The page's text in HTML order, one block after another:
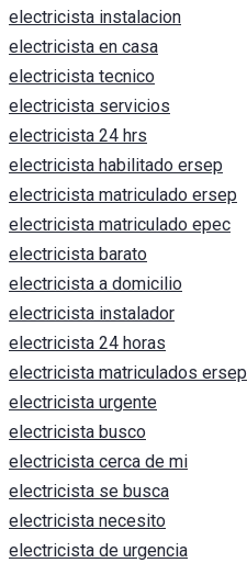
electricista instalacion
electricista en casa
electricista tecnico
electricista servicios
electricista 24 hrs
electricista habilitado ersep
electricista matriculado ersep
electricista matriculado epec
electricista barato
electricista a domicilio
electricista instalador
electricista 24 horas
electricista matriculados ersep
electricista urgente
electricista busco
electricista cerca de mi
electricista se busca
electricista necesito
electricista de urgencia